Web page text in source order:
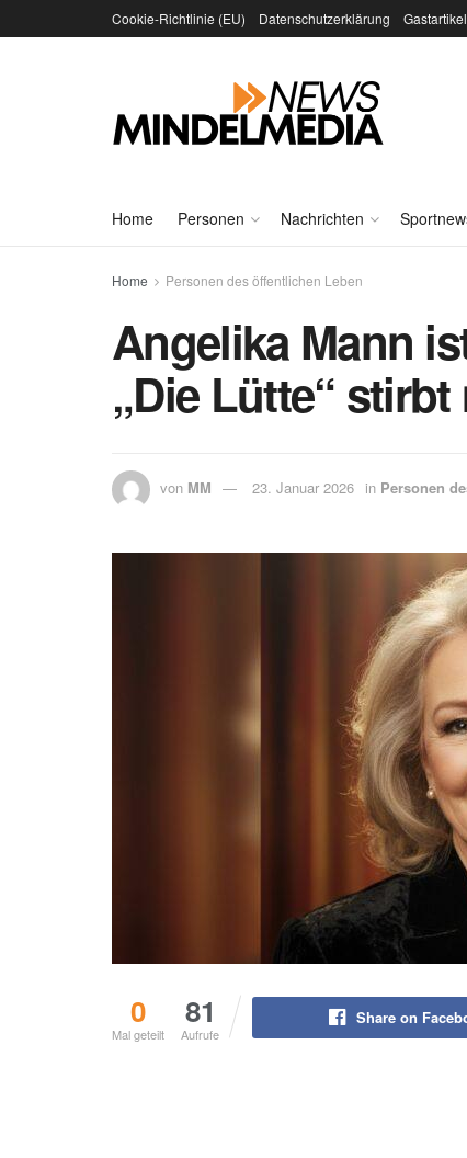
Cookie-Richtlinie (EU) Datenschutzerklärung
Home Personen Nachrichten
Home Personen des öffentlichen Leben
Angelika Mann
„Die Lütte“ stirbt
von MM 23. Januar 2026 in Personen
0
Mal geteilt
81
Aufrufe
Share on